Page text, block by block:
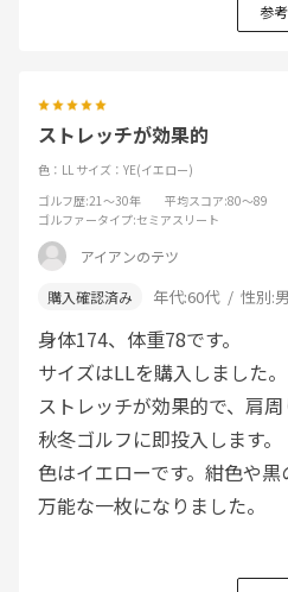
参
ストレッチが効果的
色：LL サイズ：YE(イエロー)
ゴルフ歴:21～30年 平均スコア:80～89
ゴルファータイプ:セミアスリート
アイアンのテツ
年代:60代 性別:
身体174、体重78です。
サイズはLLを購入しました。
ストレッチが効果的で、肩周
秋冬ゴルフに即投入します。
色はイエローです。紺色や
万能な一枚になりました。